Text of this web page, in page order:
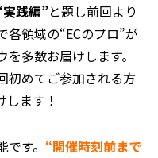
実践編”と題し前回より
各領域の“ECのプロ”が
多数お届けします。
初めてご参加される方
ます！
す。 “開催時刻前まで